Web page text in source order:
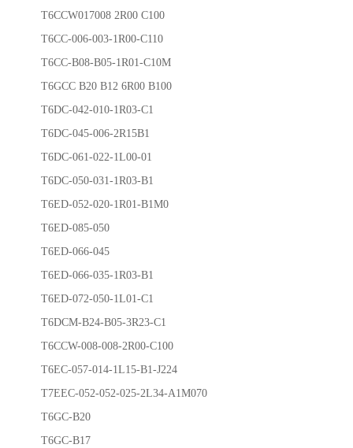
T6CCW017008 2R00 C100
T6CC-006-003-1R00-C110
T6CC-B08-B05-1R01-C10M
T6GCC B20 B12 6R00 B100
T6DC-042-010-1R03-C1
T6DC-045-006-2R15B1
T6DC-061-022-1L00-01
T6DC-050-031-1R03-B1
T6ED-052-020-1R01-B1M0
T6ED-085-050
T6ED-066-045
T6ED-066-035-1R03-B1
T6ED-072-050-1L01-C1
T6DCM-B24-B05-3R23-C1
T6CCW-008-008-2R00-C100
T6EC-057-014-1L15-B1-J224
T7EEC-052-052-025-2L34-A1M070
T6GC-B20
T6GC-B17